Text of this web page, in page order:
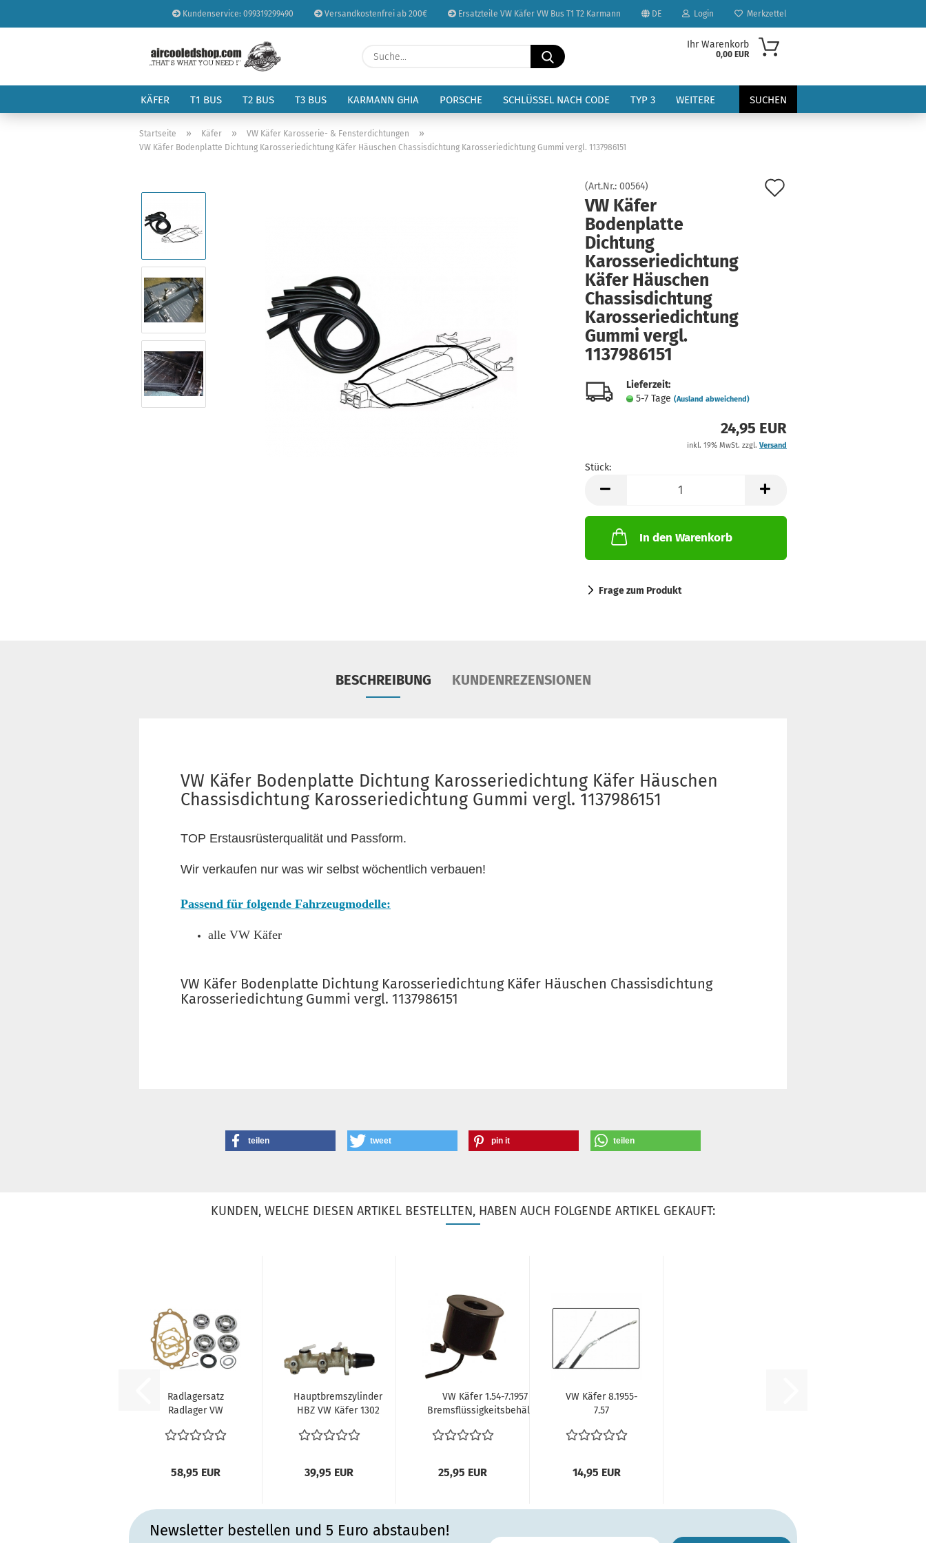
Kundenservice: 099319299490 Versandkostenfrei ab 200€ Ersatzteile VW Käfer VW Bus T1 T2 Karmann DE
Sprache auswählen
Lieferland
Login
Konto erstellen
Passwort vergessen?
Merkzettel
Suche...
Ihr Warenkorb
0,00 EUR
KÄFER T1 BUS T2 BUS T3 BUS KARMANN GHIA PORSCHE SCHLÜSSEL NACH CODE TYP 3 SUCHEN
WEITERE
Startseite » Käfer » VW Käfer Karosserie- & Fensterdichtungen »
VW Käfer Bodenplatte Dichtung Karosseriedichtung Käfer Häuschen Chassisdichtung Karosseriedichtung Gummi vergl. 1137986151
(Art.Nr.: 00564)
VW Käfer
Bodenplatte
Dichtung
Karosseriedichtung
Käfer Häuschen
Chassisdichtung
Karosseriedichtung
Gummi vergl.
1137986151
Lieferzeit:
5-7 Tage (Ausland abweichend)
24,95 EUR
inkl. 19% MwSt. zzgl. Versand
Stück:
Stück
In den Warenkorb
Frage zum Produkt
BESCHREIBUNG KUNDENREZENSIONEN
VW Käfer Bodenplatte Dichtung Karosseriedichtung Käfer Häuschen
Chassisdichtung Karosseriedichtung Gummi vergl. 1137986151
TOP Erstausrüsterqualität und Passform.
Wir verkaufen nur was wir selbst wöchentlich verbauen!
Passend für folgende Fahrzeugmodelle:
alle VW Käfer
VW Käfer Bodenplatte Dichtung Karosseriedichtung Käfer Häuschen Chassisdichtung
Karosseriedichtung Gummi vergl. 1137986151
teilen tweet pin it teilen
KUNDEN, WELCHE DIESEN ARTIKEL BESTELLTEN, HABEN AUCH FOLGENDE ARTIKEL GEKAUFT:
Radlagersatz
Radlager VW
Hinterrad für
58,95 EUR
Hauptbremszylinder
HBZ VW Käfer 1302
39,95 EUR
VW Käfer 1.54-7.1957
Bremsflüssigkeitsbehälter
25,95 EUR
VW Käfer 8.1955-
7.57
Seilzug
14,95 EUR
Newsletter bestellen und 5 Euro abstauben!